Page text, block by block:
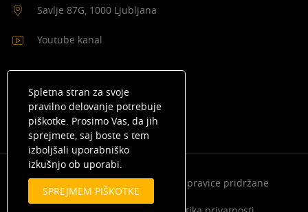
Savlje 87G, 1000 Ljubljana
Youtube kanal
Copyright © 2020 Maori.si - Vse pravice pridržane
Spletna stran za svoje
pravilno delovanje potrebuje
piškotke. Prosimo Vas, da jih
sprejmete, saj boste s tem
izboljšali uporabniško
izkušnjo ob uporabi.
SPREJMEM PIŠKOTKE